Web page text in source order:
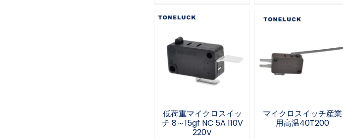
低荷重マイクロスイ
ッチ 8～15gf NC 5A
110V 220V
低荷重マイクロスイッ
チ 8～15gf NC 5A 110V
220V
マイクロスイッチ産
業用高温40T200
マイクロスイッチ産業
用高温40T200